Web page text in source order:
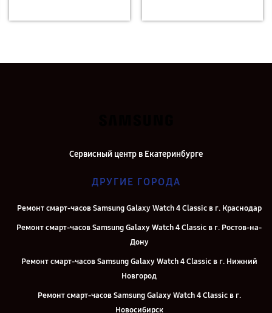
Сервисный центр в Екатеринбурге
ДРУГИЕ ГОРОДА
Ремонт смарт-часов Samsung Galaxy Watch 4 Classic в г. Краснодар
Ремонт смарт-часов Samsung Galaxy Watch 4 Classic в г. Ростов-на-
Дону
Ремонт смарт-часов Samsung Galaxy Watch 4 Classic в г. Нижний
Новгород
Ремонт смарт-часов Samsung Galaxy Watch 4 Classic в г.
Новосибирск